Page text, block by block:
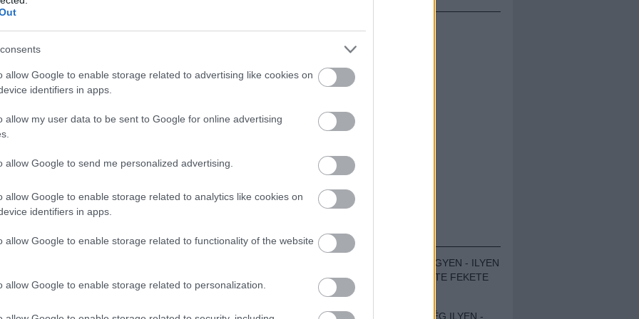
allow Google to enable storage related to advertising like cookies on
identifiers in apps.
allow my user data to be sent to Google for online advertising
allow Google to send me personalized advertising.
allow Google to enable storage related to analytics like cookies on
identifiers in apps.
allow Google to enable storage related to functionality of the website
allow Google to enable storage related to personalization.
JÁR
a Lángoló!
, ahol az eddigieknél jóval több tartalom vár!
BESZÁMOLÓK
ZENÉS TÁBOR A HEGYEN - ILYEN
VOLT A VÍRUS SZÜLTE FEKETE
ZAJ FESZTIVÁL
SOHA NEM VOLT MÉG ILYEN -